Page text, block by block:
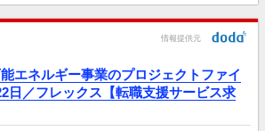
情報提供元
能エネルギー事業のプロジェクトファイ
日／フレックス【転職支援サービス求